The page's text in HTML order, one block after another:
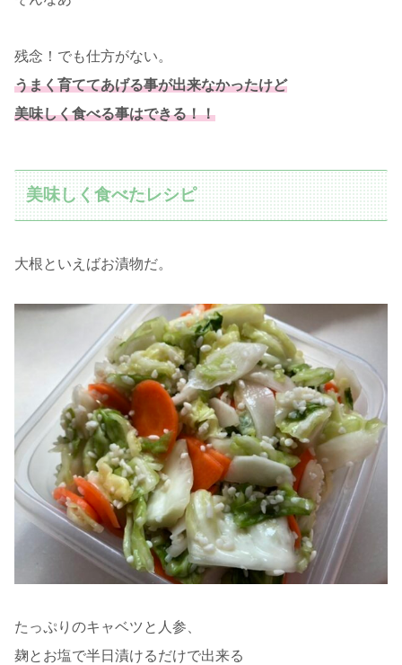
残念！でも仕方がない。
うまく育ててあげる事が出来なかったけど
美味しく食べる事はできる！！
美味しく食べたレシピ
大根といえばお漬物だ。
たっぷりのキャベツと人参、
麹とお塩で半日漬けるだけで出来る